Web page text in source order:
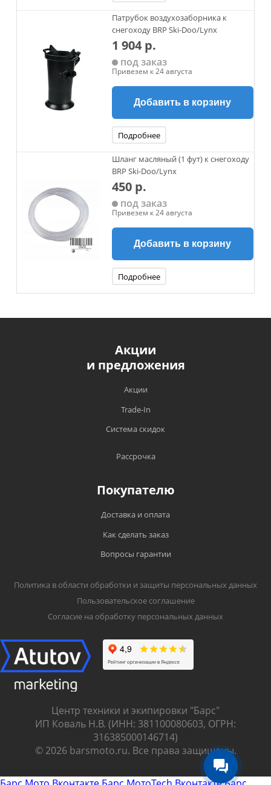
Патрубок воздухозаборника к
снегоходу BRP Ski-Doo/Lynx
1 904 р.
под заказ
Привезем к 24 августа
Добавить в корзину
Подробнее
Шланг масляный (1 фут) к снегоходу
BRP Ski-Doo/Lynx
450 р.
под заказ
Привезем к 24 августа
Добавить в корзину
Подробнее
Акции
и предложения
Акции
Trade-In
Система скидок
Рассрочка
Покупателю
Доставка и оплата
Как сделать заказ
Вопросы гарантии
Политика в области обработки и защиты персональных данных
Пользовательское соглашение
Согласие на обработку персональных данных
Центр техники и экипировки "Барс"
ИП Коваль Н.В. (ИНН: 381100080603, ОГРН:
316385000146714)
© 2026 barsmoto.ru. Все права защищены.